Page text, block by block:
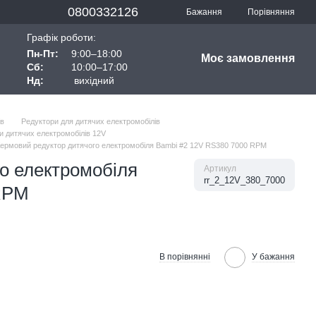
0800332126 Бажання Порівняння
Графік роботи:
Пн-Пт:
9:00–18:00
Сб:
10:00–17:00
Нд:
вихідний
Моє замовлення
Редуктори для дитячих електромобілів
дитячих електромобілів 12V
редуктор дитячого електромобіля Bambi #2 12V RS380 7000 RPM
електромобіля
Артикул
rr_2_12V_380_7000
В порівнянні У бажання